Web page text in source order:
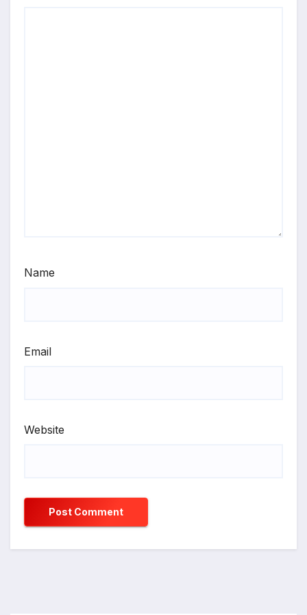
Name
Email
Website